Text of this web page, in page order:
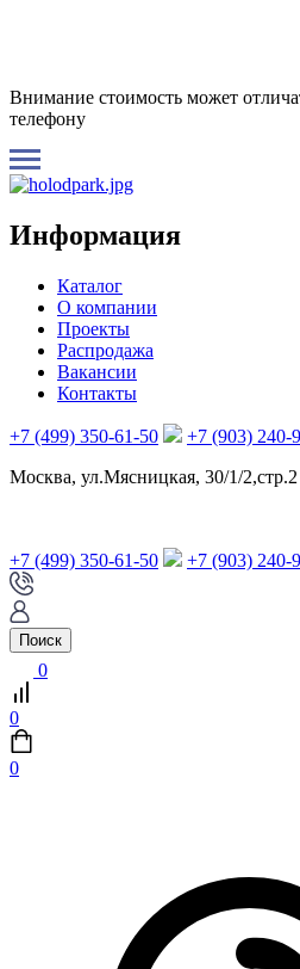
Внимание стоимость может
телефону
Информация
Каталог
О компании
Проекты
Распродажа
Вакансии
Контакты
+7 (499) 350-61-50 +7 (903) 240-
Москва, ул.Мясницкая, 30/1/2,стр.2
+7 (499) 350-61-50 +7 (903) 240-
Поиск
0
0
0